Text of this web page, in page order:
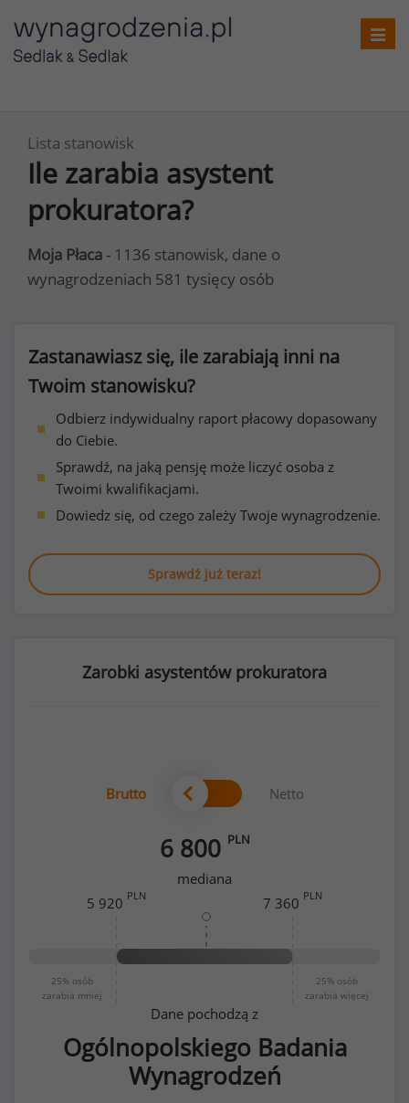
Lista stanowisk
Ile zarabia asystent
prokuratora?
Moja Płaca - 1136 stanowisk, dane o
wynagrodzeniach 581 tysięcy osób
Zastanawiasz się, ile zarabiają inni na
Twoim stanowisku?
Odbierz indywidualny raport płacowy dopasowany
do Ciebie.
Sprawdź, na jaką pensję może liczyć osoba z
Twoimi kwalifikacjami.
Dowiedz się, od czego zależy Twoje wynagrodzenie.
Sprawdź już teraz!
Zarobki asystentów prokuratora
Brutto Netto
6 800 PLN
mediana
25% osób
zarabia mniej
25% osób
zarabia więcej
5 920 PLN 7 360 PLN
Dane pochodzą z
Ogólnopolskiego Badania
Wynagrodzeń